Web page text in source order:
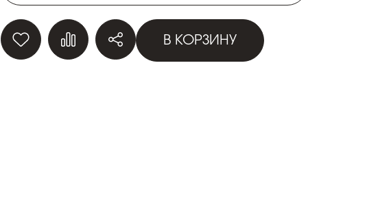
Установка и настройка - от 5 000 ₽
Установка и настройка - от 5 000 ₽
В КОРЗИНУ